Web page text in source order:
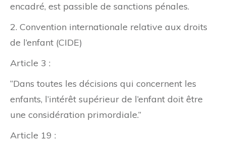
encadré, est passible de sanctions pénales.
2. Convention internationale relative aux droits
de l’enfant (CIDE)
Article 3 :
“Dans toutes les décisions qui concernent les
enfants, l’intérêt supérieur de l’enfant doit être
une considération primordiale.”
Article 19 :